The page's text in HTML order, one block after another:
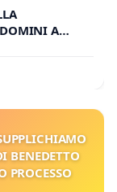
DOMINI A
BENEDETTO
PROCESSO